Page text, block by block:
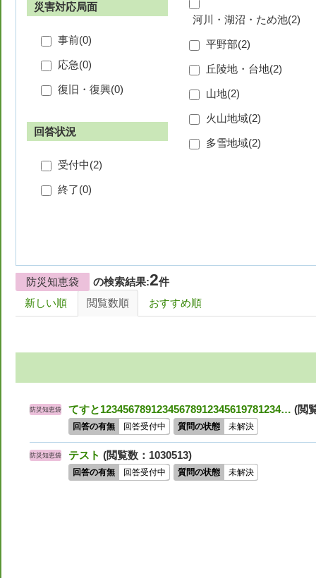
河川・湖沼・ため池(2)
平野部(2)
丘陵地・台地(2)
山地(2)
火山地域(2)
多雪地域(2)
災害対応局面
事前(0)
応急(0)
復旧・復興(0)
回答状況
受付中(2)
終了(0)
防災知恵袋 の検索結果:2件
新しい順
閲覧数順 おすすめ順
防災知恵袋 てすと12345678912345678912345619781234… (閲
回答の有無 回答受付中 質問の状態 未解決
防災知恵袋 テスト (閲覧数：1030513)
回答の有無 回答受付中 質問の状態 未解決